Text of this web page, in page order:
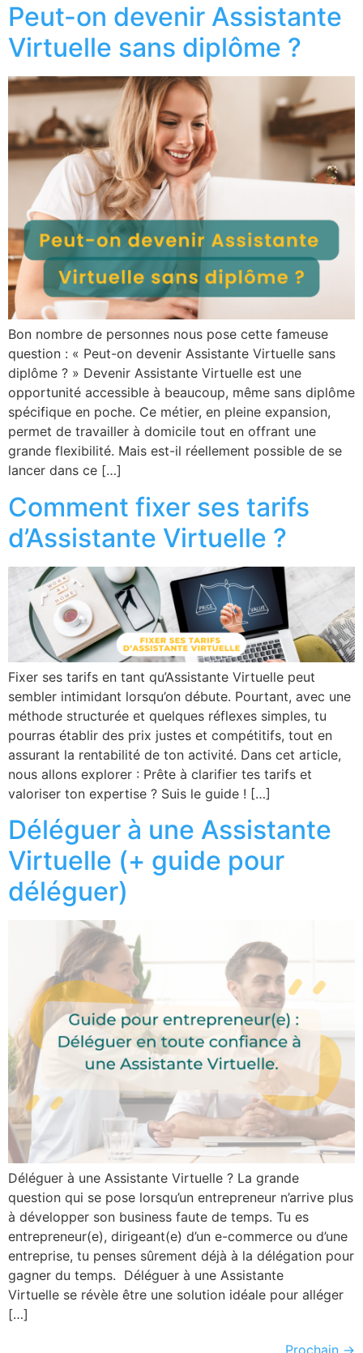
Peut-on devenir Assistante
Virtuelle sans diplôme ?
Bon nombre de personnes nous pose cette fameuse
question : « Peut-on devenir Assistante Virtuelle sans
diplôme ? » Devenir Assistante Virtuelle est une
opportunité accessible à beaucoup, même sans diplôme
spécifique en poche. Ce métier, en pleine expansion,
permet de travailler à domicile tout en offrant une
grande flexibilité. Mais est-il réellement possible de se
lancer dans ce […]
Comment fixer ses tarifs
d’Assistante Virtuelle ?
Fixer ses tarifs en tant qu’Assistante Virtuelle peut
sembler intimidant lorsqu’on débute. Pourtant, avec une
méthode structurée et quelques réflexes simples, tu
pourras établir des prix justes et compétitifs, tout en
assurant la rentabilité de ton activité. Dans cet article,
nous allons explorer : Prête à clarifier tes tarifs et
valoriser ton expertise ? Suis le guide ! […]
Déléguer à une Assistante
Virtuelle (+ guide pour
déléguer)
Déléguer à une Assistante Virtuelle ? La grande
question qui se pose lorsqu’un entrepreneur n’arrive plus
à développer son business faute de temps. Tu es
entrepreneur(e), dirigeant(e) d’un e-commerce ou d’une
entreprise, tu penses sûrement déjà à la délégation pour
gagner du temps. Déléguer à une Assistante
Virtuelle se révèle être une solution idéale pour alléger
[…]